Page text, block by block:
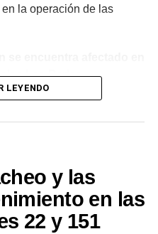
la operación de las
Las Perlas,
bajas de
de agua potable.
se registran valores de
mientras que en
En ambos casos, las
con monitoreo
LEYENDO
y las
en las
22 y 151